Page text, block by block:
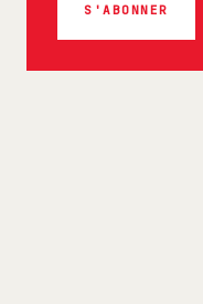
S'ABONNER